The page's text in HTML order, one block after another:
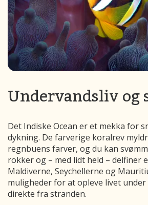
Undervandsliv og
Det Indiske Ocean er et mekka for
dykning. De farverige koralrev
regnbuens farver, og du kan
rokker og – med lidt held – delfiner
Maldiverne, Seychellerne og
muligheder for at opleve livet
direkte fra stranden.